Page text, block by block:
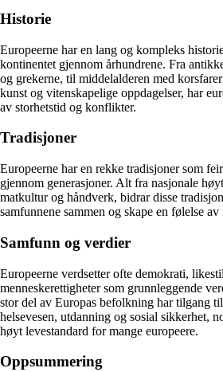
Historie
Europeerne har en lang og kompleks
kontinentet gjennom århundrene. Fra
og grekerne, til middelalderen med
kunst og vitenskapelige oppdagelser, har
av storhetstid og konflikter.
Tradisjoner
Europeerne har en rekke tradisjoner som
gjennom generasjoner. Alt fra nasjonale
matkultur og håndverk, bidrar disse
samfunnene sammen og skape en følelse
Samfunn og verdier
Europeerne verdsetter ofte demokrati,
menneskerettigheter som grunnleggende
stor del av Europas befolkning har tilgang
helsevesen, utdanning og sosial sikkerhet,
høyt levestandard for mange europeere.
Oppsummering